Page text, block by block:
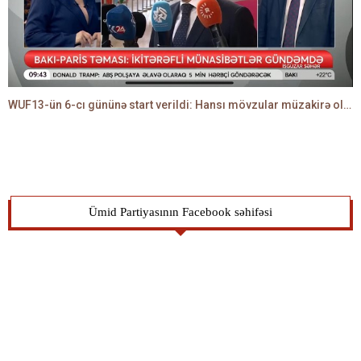
WUF13-ün 6-cı gününə start verildi: Hansı mövzular müzakirə olunacaq? -TALEH ƏLİYEV danışır
Ümid Partiyasının Facebook səhifəsi